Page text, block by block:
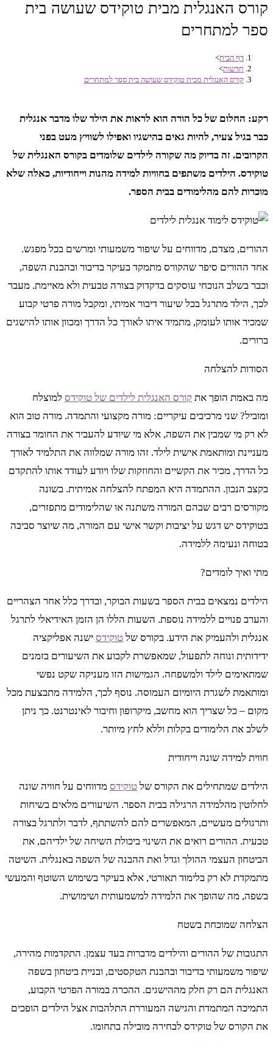
קורס האנגלית מבית טוקידס שעושה בית
ספר למתחרים
דף הבית>
חדשות>
קורס האנגלית מבית טוקידס שעושה בית ספר למתחרים
רקע: החלום של כל הורה הוא לראות את הילד שלו מדבר אנגלית
כבר בגיל צעיר, להיות גאים בהישגיו ואפילו לשוויץ מעט בפני
הקרובים. זה בדיוק מה שקורה לילדים שלומדים בקורס האנגלית של
טוקידס. הילדים משתפים בחוויות למידה מהנות וייחודיות, כאלה שלא
מוכרות להם מהלימודים בבית הספר.
ההורים, מצדם, מדווחים על שיפור משמעותי ומרשים בכל מפגש.
אחד ההורים סיפר שהקורס מתמקד בעיקר בדיבור ובהבנת השפה,
וכבר בשלב הנוכחי עוסקים בדקדוק בצורה טבעית ולא מאיימת. מעבר
לכך, הילד מתרגל בכל שיעור דיבור אמיתי, ומקבל מורה פרטי קבוע
שמכיר אותו לעומק, מתמיד איתו לאורך כל הדרך ומכוון אותו להישגים
ברורים.
הסודות להצלחה
מה באמת הופך את קורס האנגלית לילדים של טוקידס למוצלח
ומוביל? שני מרכיבים עיקריים: מורה מקצועי והתמדה. מורה טוב הוא
לא רק מי שמבין את השפה, אלא מי שיודע להעביר את החומר בצורה
מעניינת ומותאמת אישית לילד. זהו מורה שמלווה את התלמיד לאורך
כל הדרך, מכיר את הקשיים והחוזקות שלו ויודע לעודד אותו להתקדם
בקצב הנכון. ההתמדה היא המפתח להצלחה אמיתית. בשונה
מקורסים רבים שבהם המורה משתנה או שהלימודים מתפזרים,
בטוקידס יש דגש על יציבות וקשר אישי עם המורה, מה שיוצר סביבה
בטוחה ונעימה ללמידה.
מתי ואיך לומדים?
הילדים נמצאים בבית הספר בשעות הבוקר, ובדרך כלל אחר הצהריים
והערב פנויים ללמידה נוספת. השעות הללו הן הזמן האידיאלי לתרגל
אנגלית ולהעמיק את הידע. בקורס של טוקידס ישנה אפליקציה
ידידותית ונוחה לתפעול, שמאפשרת לקבוע את השיעורים בזמנים
שמתאימים לילד ולמשפחה. הגמישות הזו מעניקה שקט נפשי
ומותאמת לשגרת היומיום העמוסה. נוסף לכך, הלמידה מתבצעת מכל
מקום – כל שצריך הוא מחשב, מיקרופון וחיבור לאינטרנט. כך ניתן
לשלב את הלימודים בקלות וללא לחץ מיותר.
חווית למידה שונה וייחודית
הילדים שמתחילים את הקורס של טוקידס מדווחים על חוויה שונה
לחלוטין מהלמידה הרגילה בבית הספר. השיעורים מלאים בשיחות
ותרגולים מעשיים, המאפשרים להם להשתתף, לדבר ולתרגל בצורה
טבעית. ההורים רואים את השינוי ביכולת השיחה של ילדיהם, את
הביטחון העצמי ההולך וגדל ואת ההבנה של השפה באנגלית. השיטה
מתמקדת לא רק בלימוד תאורטי, אלא בעיקר בשימוש השוטף והמעשי
בשפה, מה שהופך את הלמידה למשמעותית ושימושית.
הצלחה שמוכחת בשטח
התגובות של ההורים והילדים מדברות בעד עצמן. התקדמות מהירה,
שיפור משמעותי בדיבור ובהבנת הטקסטים, ובניית ביטחון בשפה
האנגלית הם רק חלק מההישגים. ההכרה במורה הפרטי הקבוע,
התמיכה המתמדת והגישה המעוררת התלהבות אצל הילדים הופכים
את הקורס של טוקידס לבחירה מובילה בתחומו.